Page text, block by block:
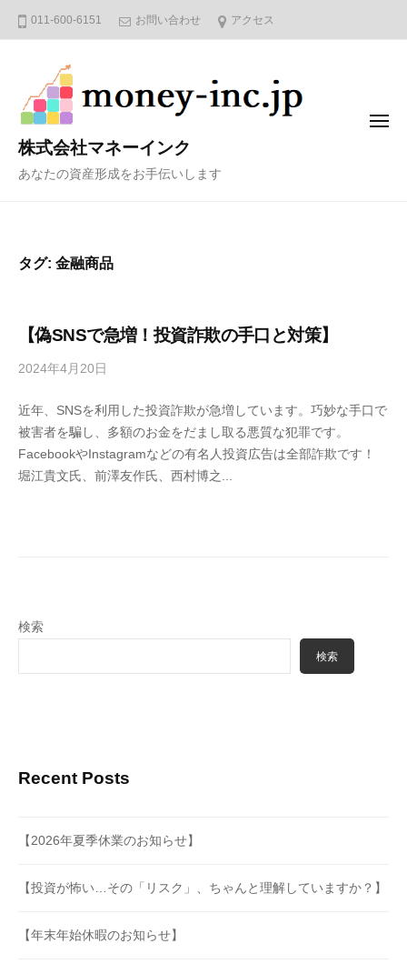
011-600-6151 お問い合わせ アクセス
株式会社マネーインク
あなたの資産形成をお手伝いします
メ
タグ: 金融商品
【偽SNSで急増！投資詐欺の手口と対策】
2024年4月20日
4
6
3
f
近年、SNSを利用した投資詐欺が急増しています。巧妙な手口で
被害者を騙し、多額のお金をだまし取る悪質な犯罪です。
FacebookやInstagramなどの有名人投資広告は全部詐欺です！
堀江貴文氏、前澤友作氏、西村博之...
検索
検索
Recent Posts
【2026年夏季休業のお知らせ】
【投資が怖い…その「リスク」、ちゃんと理解していますか？】
【年末年始休暇のお知らせ】